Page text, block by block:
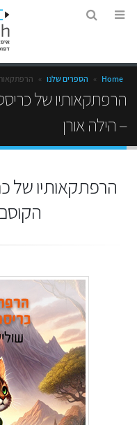
Home
» הספרים שלנו »
הרפתקאותיו של
– הילה אורן
הרפתקאותיו של